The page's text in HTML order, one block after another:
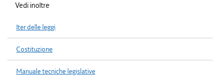
Vedi inoltre
Iter delle leggi
Costituzione
Manuale tecniche legislative